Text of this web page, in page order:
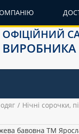
ОФІЦІЙНИЙ
ВИРОБНИКА
Нічні сорочки,